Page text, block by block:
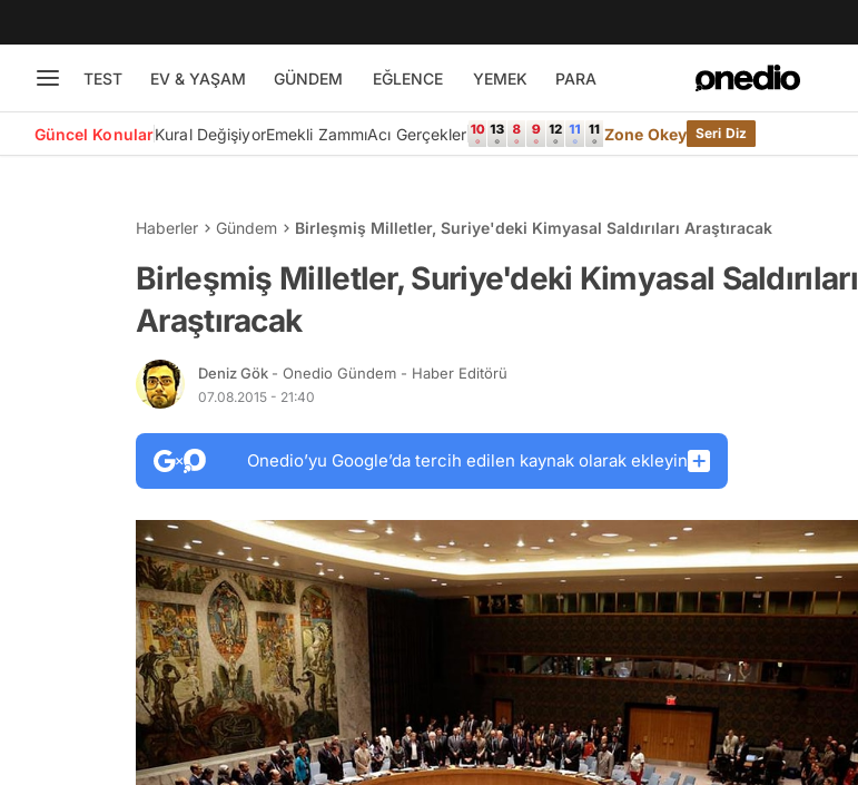
TEST EV & YAŞAM GÜNDEM EĞLENCE YEMEK PARA
Güncel KonularKural DeğişiyorEmekli ZammıAcı Gerçekler Zone Okey Seri Diz
Haberler Gündem Birleşmiş Milletler, Suriye'deki Kimyasal Saldırıları Araştıracak
Birleşmiş Milletler, Suriye'deki Kimyasal Saldırıları
Araştıracak
Deniz Gök - Onedio Gündem - Haber Editörü
07.08.2015 - 21:40
Onedio’yu Google’da tercih edilen kaynak olarak ekleyin